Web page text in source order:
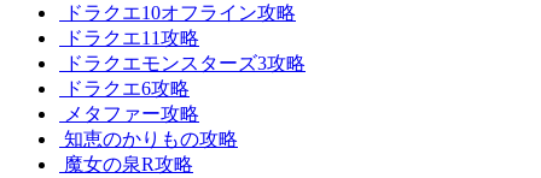
ドラクエ10オフライン攻略
ドラクエ11攻略
ドラクエモンスターズ3攻略
ドラクエ6攻略
メタファー攻略
知恵のかりもの攻略
魔女の泉R攻略